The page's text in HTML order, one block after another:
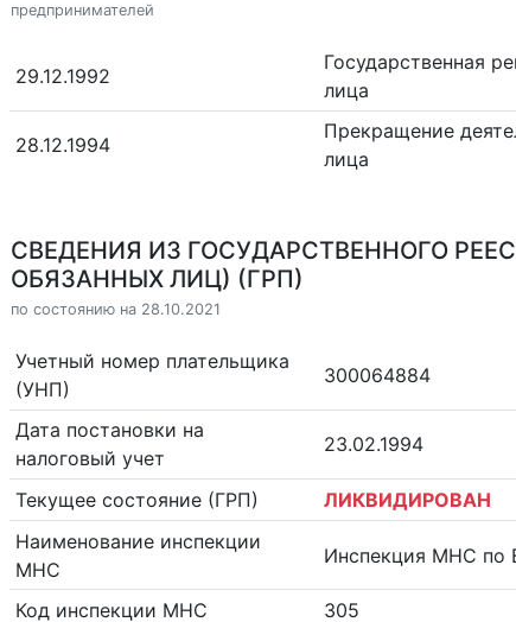
предпринимателей
29.12.1992
Государственная
лица
28.12.1994
Прекращение
лица
СВЕДЕНИЯ ИЗ ГОСУДАРСТВЕННОГО
ОБЯЗАННЫХ ЛИЦ) (ГРП)
по состоянию на 28.10.2021
Учетный номер плательщика
(УНП)
300064884
Дата постановки на
налоговый учет
23.02.1994
Текущее состояние (ГРП)
ЛИКВИДИРОВАН
Наименование инспекции
МНС
Инспекция МНС по
Код инспекции МНС 305